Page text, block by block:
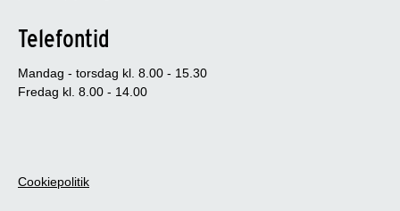
Telefontid
Mandag - torsdag kl. 8.00 - 15.30
Fredag kl. 8.00 - 14.00
Cookiepolitik